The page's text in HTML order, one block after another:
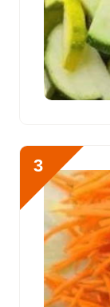
Натрий
Сера
Фосфор
Алюминий
Железо
Йод
Кобальт
Литий
3